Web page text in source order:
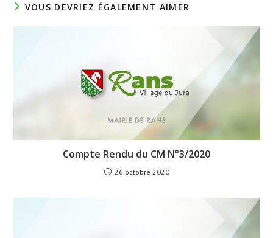
VOUS DEVRIEZ ÉGALEMENT AIMER
Compte Rendu du CM N°3/2020
26 octobre 2020